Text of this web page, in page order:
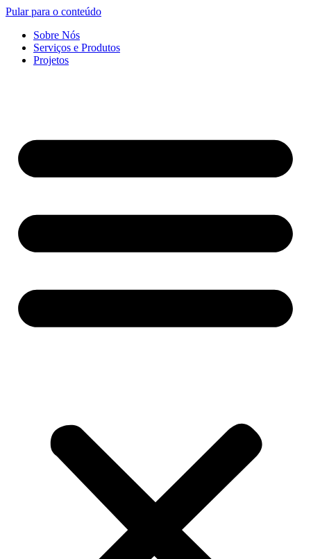
Pular para o conteúdo
Sobre Nós
Serviços e Produtos
Projetos